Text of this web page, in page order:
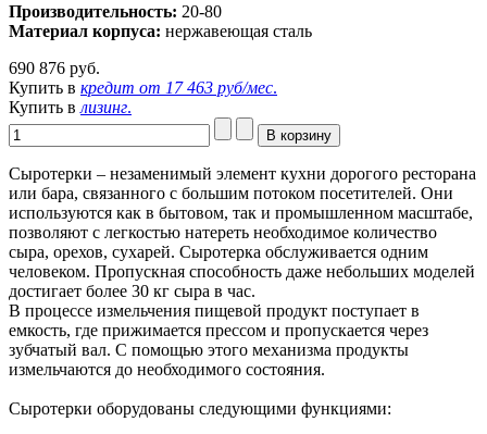
Производительность: 20-80
Материал корпуса: нержавеющая сталь
690 876 руб.
Купить в кредит от 17 463 руб/мес.
Купить в лизинг.
Сыротерки – незаменимый элемент кухни дорогого ресторана
или бара, связанного с большим потоком посетителей. Они
используются как в бытовом, так и промышленном масштабе,
позволяют с легкостью натереть необходимое количество
сыра, орехов, сухарей. Сыротерка обслуживается одним
человеком. Пропускная способность даже небольших моделей
достигает более 30 кг сыра в час.
В процессе измельчения пищевой продукт поступает в
емкость, где прижимается прессом и пропускается через
зубчатый вал. С помощью этого механизма продукты
измельчаются до необходимого состояния.
Сыротерки оборудованы следующими функциями: